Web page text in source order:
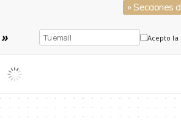
» Secciones
» Acepto la